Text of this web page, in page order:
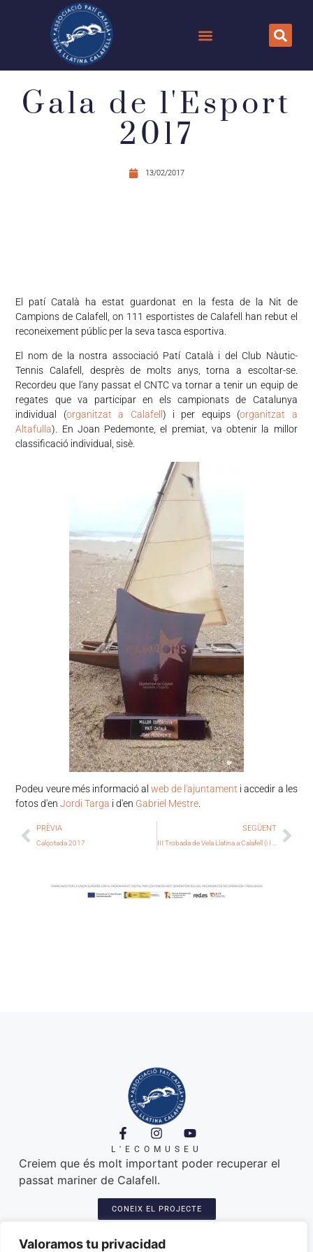
Valoramos tu privacidad
Gala de l'Esport
2017
13/02/2017
El patí Català ha estat guardonat en la festa de la Nit de
Campions de Calafell, on 111 esportistes de Calafell han rebut el
reconeixement públic per la seva tasca esportiva.
El nom de la nostra associació Patí Català i del Club Nàutic-
Tennis Calafell, desprès de molts anys, torna a escoltar-se.
Recordeu que l'any passat el CNTC va tornar a tenir un equip de
regates que va participar en els campionats de Catalunya
individual (organitzat a Calafell ) i per equips (organitzat a
Altafulla). En Joan Pedemonte, el premiat, va obtenir la millor
classificació individual, sisè.
Podeu veure més informació al web de l'ajuntament i accedir a les
fotos d'enJordi Targa i d'en Gabriel Mestre
PRÈVIA
Calçotada 2017
SEGÜENT
III Trobada de Vela Llatina a Calafell (i I a Torredembarra)
L'ECOMUSEU
Creiem que és molt important poder recuperar el
passat mariner de Calafell.
CONEIX EL PROJECTE
Platja de Calafell. 43820